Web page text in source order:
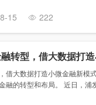
15 222
转型，借大数据打
借大数据打造小微金融新模
融的转型和布局。 近日，